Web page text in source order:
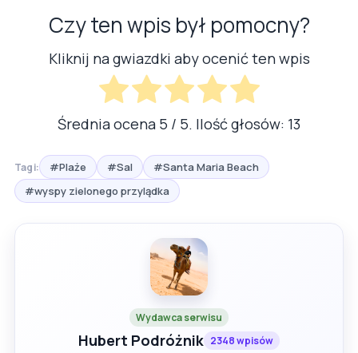
Czy ten wpis był pomocny?
Kliknij na gwiazdki aby ocenić ten wpis
Średnia ocena 5 / 5. Ilość głosów: 13
Tagi: #Plaże #Sal
#Santa Maria Beach
#wyspy zielonego przylądka
Wydawca serwisu
Hubert Podróżnik 2348 wpisów